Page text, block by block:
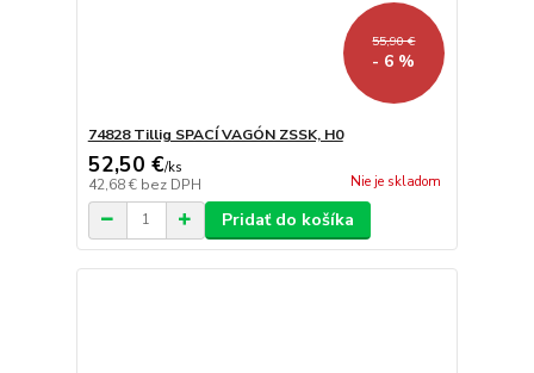
55,90 €
- 6 %
74828 Tillig SPACÍ VAGÓN ZSSK, H0
52,50 €/ks
42,68 € bez DPH Nie je skladom
Pridať do košíka